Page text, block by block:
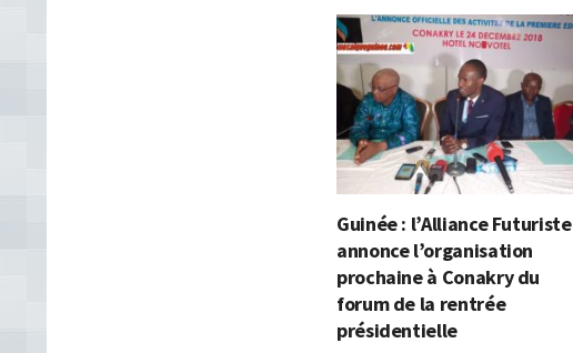
Guinée : l’Alliance Futuriste
annonce l’organisation
prochaine à Conakry du
forum de la rentrée
présidentielle